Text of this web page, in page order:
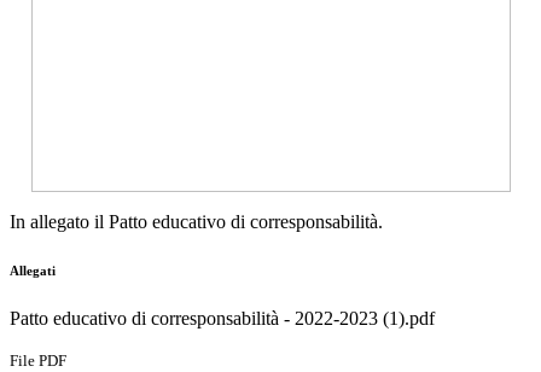
In allegato il Patto educativo di corresponsabilità.
Allegati
Patto educativo di corresponsabilità - 2022-2023 (1).pdf
File PDF